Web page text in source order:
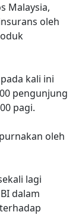
Malaysia,
oleh
kali ini
pengunjung
pagi.
oleh
lagi
dalam